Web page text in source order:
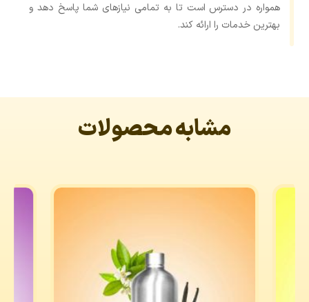
همواره در دسترس است تا به تمامی نیازهای شما پاسخ دهد و
بهترین خدمات را ارائه کند.
مشابه محصولات